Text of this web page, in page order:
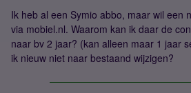
Ik heb al een Symio abbo, maar wil een
via mobiel.nl. Waarom kan ik daar de
naar bv 2 jaar? (kan alleen maar 1 jaar
ik nieuw niet naar bestaand wijzigen?